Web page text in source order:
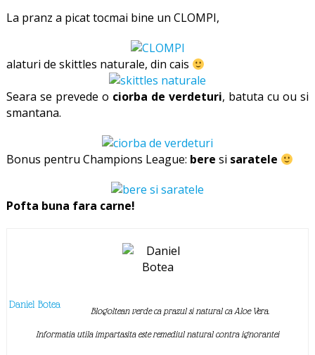
La pranz a picat tocmai bine un CLOMPI,
alaturi de skittles naturale, din cais
Seara se prevede o ciorba de verdeturi, batuta cu ou si
smantana.
Bonus pentru Champions League: bere si saratele
Pofta buna fara carne!
Daniel Botea
Blogoltean verde ca prazul si natural ca Aloe Vera.
Informatia utila impartasita este remediul natural contra ignorantei